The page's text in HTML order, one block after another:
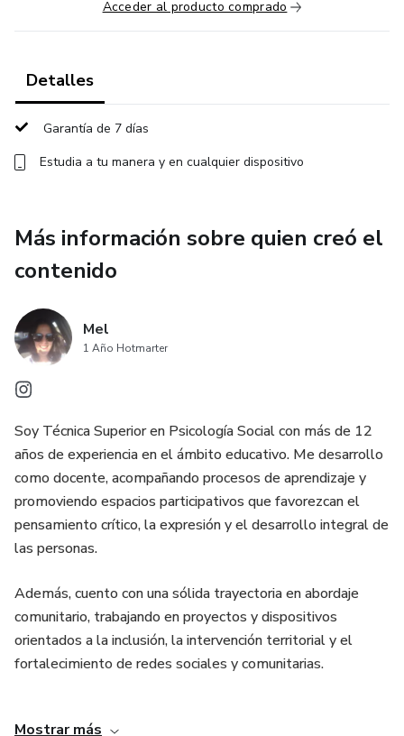
Acceder al producto comprado
Detalles
Garantía de 7 días
Estudia a tu manera y en cualquier dispositivo
Más información sobre quien creó el
contenido
Mel
1 Año Hotmarter
Soy Técnica Superior en Psicología Social con más de 12
años de experiencia en el ámbito educativo. Me desarrollo
como docente, acompañando procesos de aprendizaje y
promoviendo espacios participativos que favorezcan el
pensamiento crítico, la expresión y el desarrollo integral de
las personas.
Además, cuento con una sólida trayectoria en abordaje
comunitario, trabajando en proyectos y dispositivos
orientados a la inclusión, la intervención territorial y el
fortalecimiento de redes sociales y comunitarias.
Mostrar más